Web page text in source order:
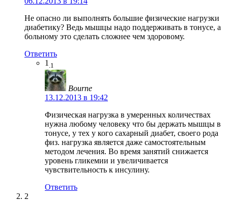
Не опасно ли выполнять большие физические нагрузки
диабетику? Ведь мышцы надо поддерживать в тонусе, а
больному это сделать сложнее чем здоровому.
Ответить
1 .1
Bourne
13.12.2013 в 19:42
Физическая нагрузка в умеренных количествах
нужна любому человеку что бы держать мышцы в
тонусе, у тех у кого сахарный диабет, своего рода
физ. нагрузка является даже самостоятельным
методом лечения. Во время занятий снижается
уровень гликемии и увеличивается
чувствительность к инсулину.
Ответить
2